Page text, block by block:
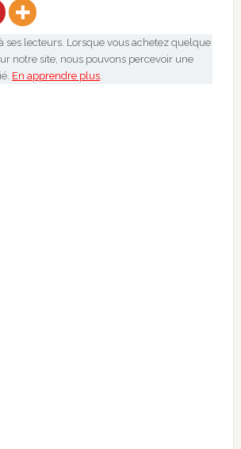
ses lecteurs. Lorsque vous achetez quelque
notre site, nous pouvons percevoir une
En apprendre plus.